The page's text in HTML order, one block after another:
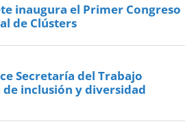
inaugura el Primer Congreso
de Clústers
Secretaría del Trabajo
inclusión y diversidad